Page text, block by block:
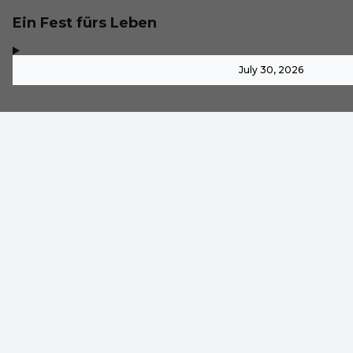
Ein Fest fürs Leben
July 30, 2026